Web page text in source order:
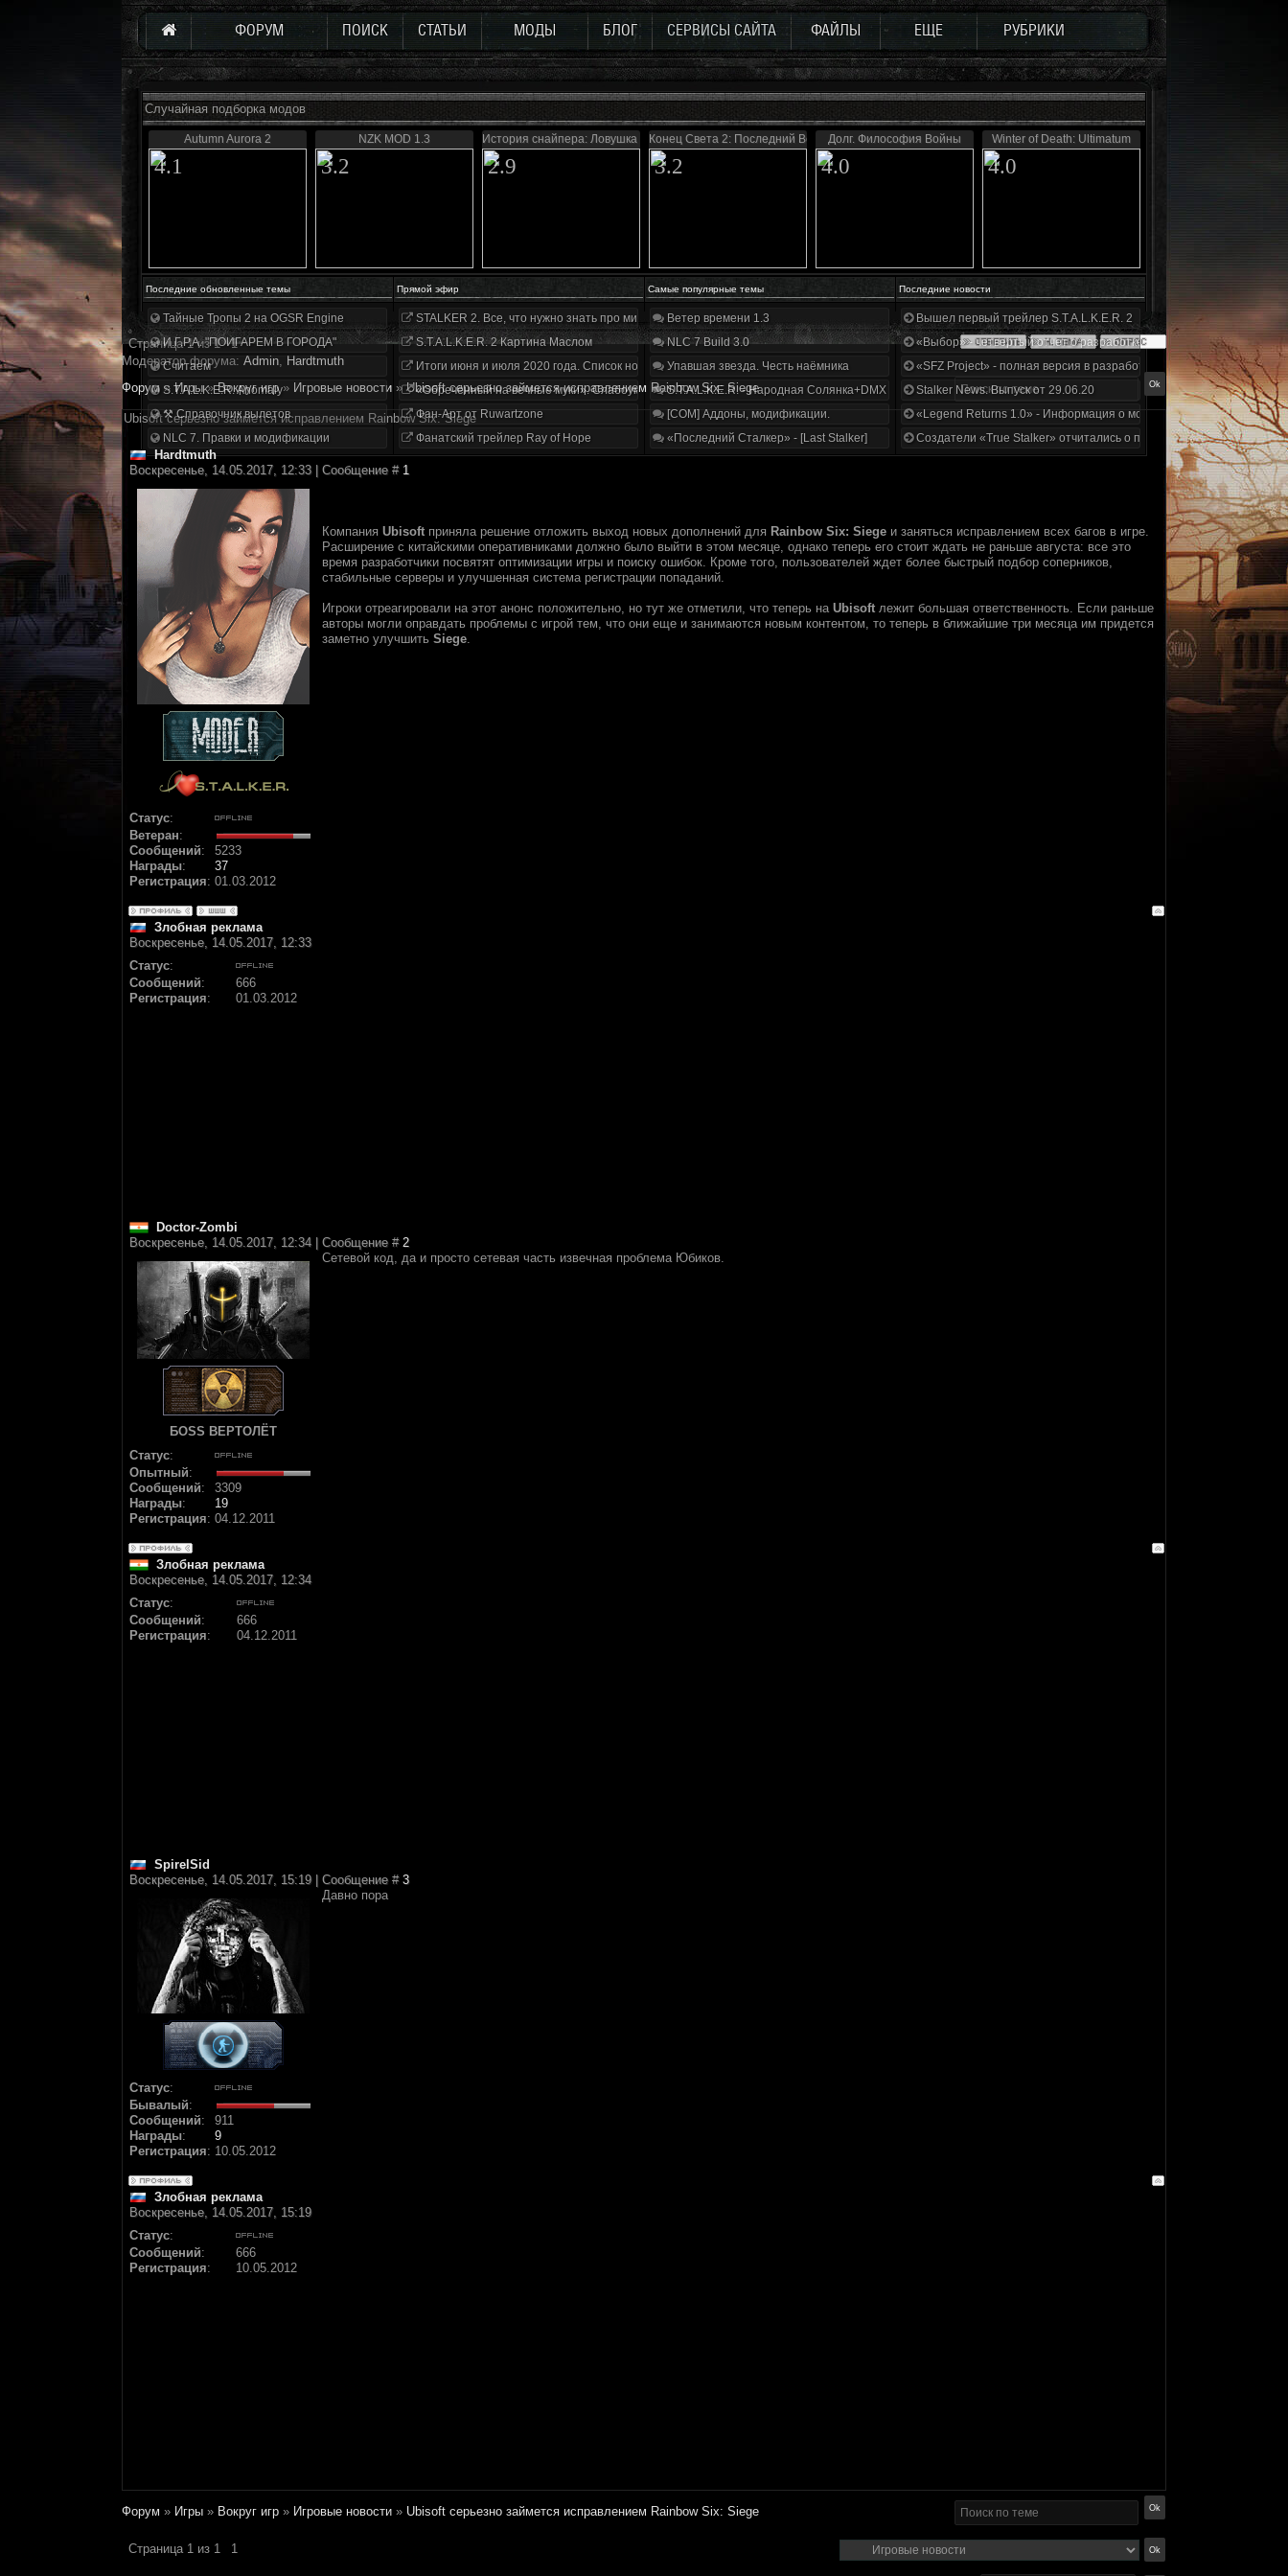
ФОРУМ ПОИСК СТАТЬИ МОДЫ БЛОГ СЕРВИСЫ САЙТА ФАЙЛЫ ЕЩЕ РУБРИКИ
Случайная подборка модов
Autumn Aurora 2
4.1
NZK MOD 1.3
3.2
История снайпера: Ловушка Судьбы
2.9
Конец Света 2: Последний Восход
3.2
Долг. Философия Войны
4.0
Winter of Death: Ultimatum
4.0
Последние обновленные темы Прямой эфир Самые популярные темы Последние новости
Тайные Тропы 2 на OGSR Engine
И.Г.Р.А. "ПОИГАРЕМ В ГОРОДА"
Считаем
S.T.A.L.K.E.R. Anomaly
⚒ Справочник вылетов
NLC 7. Правки и модификации
STALKER 2. Все, что нужно знать про мир, геймплей и сюжет | Разбор трейлера
S.T.A.L.K.E.R. 2 Картина Маслом
Итоги июня и июля 2020 года. Список нововведений
«Обречённый на вечные муки». Слабоумие и отвага
Фан-Арт от Ruwartzone
Фанатский трейлер Ray of Hope
Ветер времени 1.3
NLC 7 Build 3.0
Упавшая звезда. Честь наёмника
S.T.A.L.K.E.R. - Народная Солянка+DMX 1.3.5.ООП.МА.К.
[COM] Аддоны, модификации.
«Последний Сталкер» - [Last Stalker]
Вышел первый трейлер S.T.A.L.K.E.R. 2
«Выбор» - четвертый отчет о разработке!
«SFZ Project» - полная версия в разработке!
Stalker News. Выпуск от 29.06.20
«Legend Returns 1.0» - Информация о моде за июнь 2020
Создатели «True Stalker» отчитались о проделанной работе
Страница1из1
1
Модератор форума: Аdmin, Hardtmuth
Форум » Игры » Вокруг игр » Игровые новости » Ubisoft серьезно займется исправлением Rainbow Six: Siege
Ubisoft серьезно займется исправлением Rainbow Six: Siege
Hardtmuth
Воскресенье, 14.05.2017, 12:33 | Сообщение # 1
Статус:
Ветеран:
Сообщений:
5233
Награды:
37
Регистрация: 01.03.2012
Компания Ubisoft приняла решение отложить выход новых дополнений для Rainbow Six: Siege и заняться исправлением всех багов в игре.
Расширение с китайскими оперативниками должно было выйти в этом месяце, однако теперь его стоит ждать не раньше августа: все это
время разработчики посвятят оптимизации игры и поиску ошибок. Кроме того, пользователей ждет более быстрый подбор соперников,
стабильные серверы и улучшенная система регистрации попаданий.
Игроки отреагировали на этот анонс положительно, но тут же отметили, что теперь на Ubisoft лежит большая ответственность. Если раньше
авторы могли оправдать проблемы с игрой тем, что они еще и занимаются новым контентом, то теперь в ближайшие три месяца им придется
заметно улучшить Siege.
Злобная реклама
Воскресенье, 14.05.2017, 12:33
Статус:
Сообщений:
666
Регистрация: 01.03.2012
Doctor-Zombi
Воскресенье, 14.05.2017, 12:34 | Сообщение # 2
БОSS ВЕРТОЛЁТ
Статус:
Опытный:
Сообщений:
3309
Награды:
19
Регистрация: 04.12.2011
Сетевой код, да и просто сетевая часть извечная проблема Юбиков.
Злобная реклама
Воскресенье, 14.05.2017, 12:34
Статус:
Сообщений:
666
Регистрация: 04.12.2011
SpirelSid
Воскресенье, 14.05.2017, 15:19 | Сообщение # 3
Статус:
Бывалый:
Сообщений:
911
Награды:
9
Регистрация: 10.05.2012
Давно пора
Злобная реклама
Воскресенье, 14.05.2017, 15:19
Статус:
Сообщений:
666
Регистрация: 10.05.2012
Форум » Игры » Вокруг игр » Игровые новости » Ubisoft серьезно займется исправлением Rainbow Six: Siege
Страница 1 из 1 1